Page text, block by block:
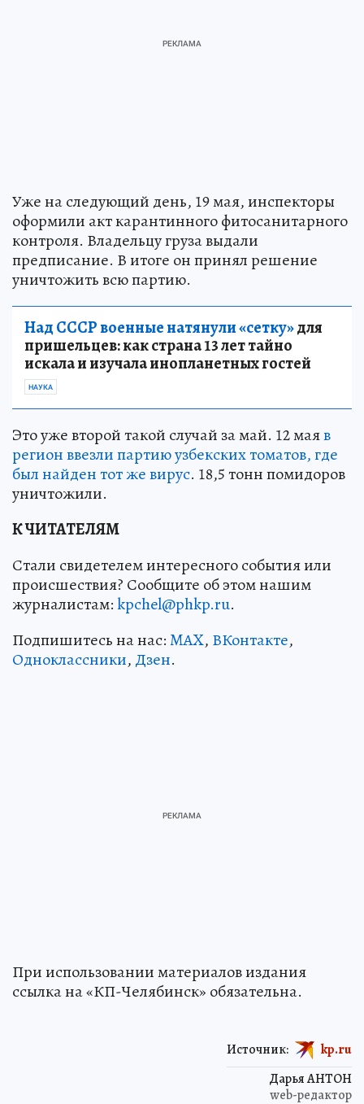
Уже на следующий день, 19 мая, инспекторы
оформили акт карантинного фитосанитарного
контроля. Владельцу груза выдали
предписание. В итоге он принял решение
уничтожить всю партию.
Над СССР военные натянули «сетку»для
пришельцев: как страна 13 лет тайно
искала и изучала инопланетных гостей
НАУКА
Это уже второй такой случай за май. 12 маяв
регион ввезли партию узбекских томатов, где
был найден тот же вирус. 18,5 тонн помидоров
уничтожили.
К ЧИТАТЕЛЯМ
Стали свидетелем интересного события или
происшествия? Сообщите об этом нашим
журналистам:kpchel@phkp.ru.
Подпишитесь на нас:MAX, ВКонтакте,
Одноклассники, Дзен.
При использовании материалов издания
ссылка на «КП-Челябинск» обязательна.
Дарья АНТОН
web-редактор
Источник: kp.ru